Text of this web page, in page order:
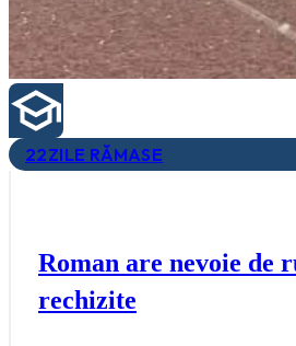
22ZILE RĂMASE
Roman are nevoie de
rechizite